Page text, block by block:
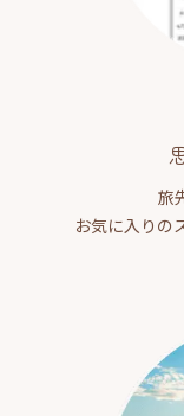
旅
お気に入りの